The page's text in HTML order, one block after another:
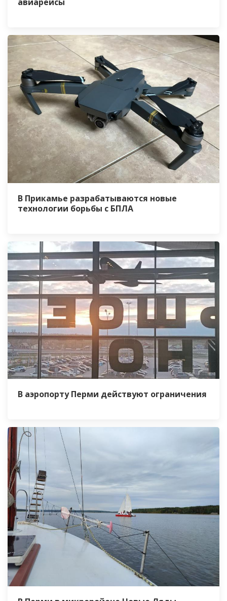
В Прикамье разрабатываются новые
технологии борьбы с БПЛА
В аэропорту Перми действуют ограничения